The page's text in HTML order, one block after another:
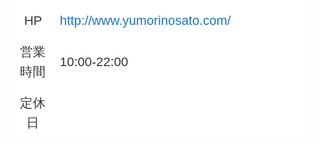
HP http://www.yumorinosato.com/
営業
時間
10:00-22:00
定休
日